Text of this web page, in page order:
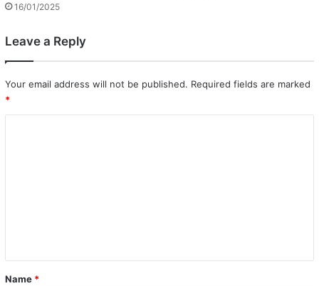
16/01/2025
Leave a Reply
Your email address will not be published. Required fields are marked
*
*
Name *